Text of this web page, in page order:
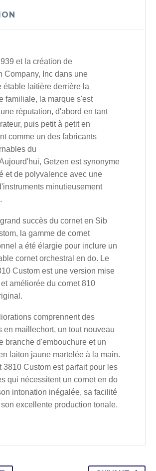
et la création de
Company, Inc dans une
étable laitière derrière la
familiale, la marque s'est
réputation, d'abord en tant
puis petit à petit en
comme un des fabricants
du
Getzen est synonyme
et de polyvalence avec une
minutieusement
succès du cornet en Sib
la gamme de cornet
a été élargie pour inclure un
cornet orchestral en do. Le
Custom est une version mise
améliorée du cornet 810
comprennent des
en maillechort, un tout nouveau
branche d'embouchure et un
laiton jaune martelée à la main.
3810 Custom est parfait pour les
qui nécessitent un cornet en do
intonation inégalée, sa facilité
excellente production tonale.